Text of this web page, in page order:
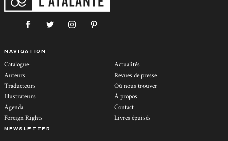
NAVIGATION
Catalogue
Auteurs
Traducteurs
Illustrateurs
Agenda
Foreign Rights
Actualités
Revues de presse
Où nous trouver
À propos
Contact
Livres épuisés
NEWSLETTER